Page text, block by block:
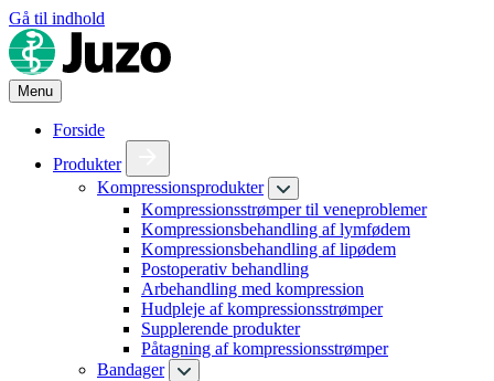
Gå til indhold
Menu
Forside
Produkter
Kompressionsprodukter
Kompressionsstrømper til veneproblemer
Kompressionsbehandling af lymfødem
Kompressionsbehandling af lipødem
Postoperativ behandling
Arbehandling med kompression
Hudpleje af kompressionsstrømper
Supplerende produkter
Påtagning af kompressionsstrømper
Bandager